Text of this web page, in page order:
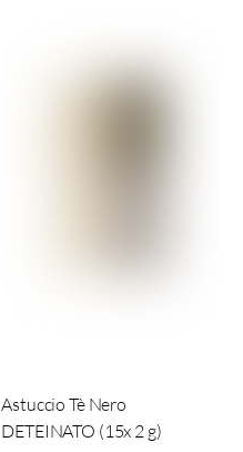
Astuccio Tè Nero
DETEINATO (15x 2 g)